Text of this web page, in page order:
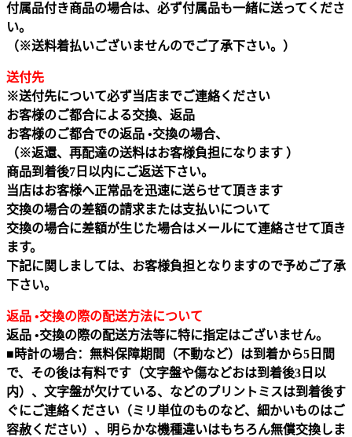
付属品付き商品の場合は、必ず付属品も一緒に送ってくださ
い。
（※送料着払いございませんのでご了承下さい。）
送付先
※送付先について必ず当店までご連絡ください
お客様のご都合による交換、返品
お客様のご都合での返品 •交換の場合、
（※返還、再配達の送料はお客様負担になります ）
商品到着後7日以内にご返送下さい。
当店はお客様へ正常品を迅速に送らせて頂きます
交換の場合の差額の請求または支払いについて
交換の場合に差額が生じた場合はメールにて連絡させて頂き
ます。
下記に関しましては、お客様負担となりますので予めご了承
下さい。
返品 •交換の際の配送方法について
返品 •交換の際の配送方法等に特に指定はございません。
■時計の場合：無料保障期間（不動など）は到着から5日間
で、その後は有料です（文字盤や傷などおは到着後3日以
内）、文字盤が欠けている、などのプリントミスは到着後す
ぐにご連絡ください（ミリ単位のものなど、細かいものはご
容赦ください）、明らかな機種違いはもちろん無償交換しま